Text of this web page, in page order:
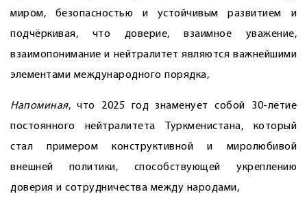
миром, безопасностью и устойчивым развитием и
подчёркивая, что доверие, взаимное уважение,
взаимопонимание и нейтралитет являются важнейшими
элементами международного порядка,
Напоминая, что 2025 год знаменует собой 30-летие
постоянного нейтралитета Туркменистана, который
стал примером конструктивной и миролюбивой
внешней политики, способствующей укреплению
доверия и сотрудничества между народами,